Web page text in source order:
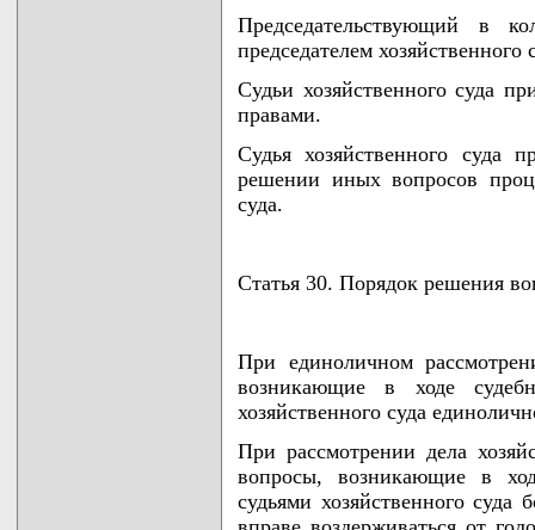
Председательствующий в
председателем хозяйственного
Судьи хозяйственного суда
правами.
Судья хозяйственного суда
решении иных вопросов
суда.
Статья 30. Порядок решения
При единоличном
возникающие в ходе
хозяйственного суда
При рассмотрении дела
вопросы, возникающие в
судьями хозяйственного